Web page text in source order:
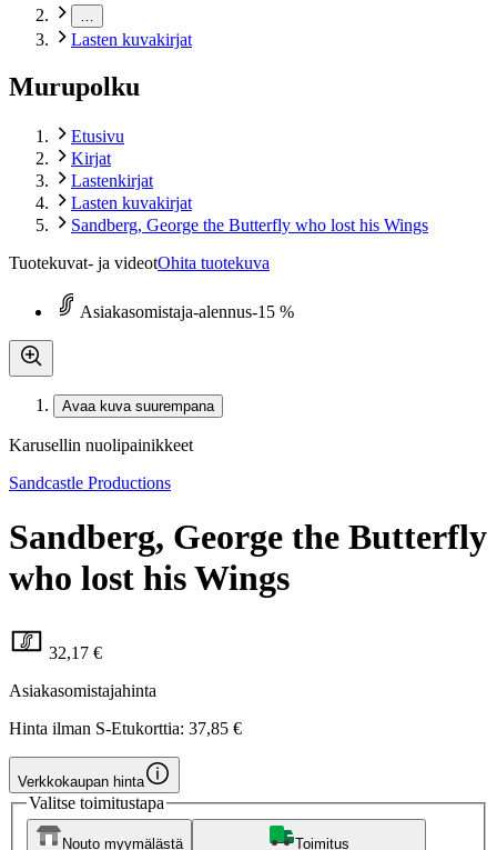
Lasten kuvakirjat
Murupolku
Etusivu
Kirjat
Lastenkirjat
Lasten kuvakirjat
Sandberg, George the Butterfly who lost his Wings
Tuotekuvat- ja videotOhita tuotekuva
Asiakasomistaja-alennus-15 %
Avaa kuva suurempana
Karusellin nuolipainikkeet
Sandcastle Productions
Sandberg, George the Butterfly
who lost his Wings
32,17 €
Asiakasomistajahinta
Hinta ilman S-Etukorttia: 37,85 €
Verkkokaupan hinta
Valitse toimitustapa
Nouto myymälästä
Toimitus